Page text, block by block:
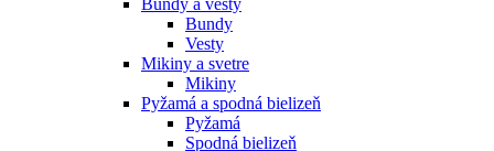
Bundy
Vesty
Mikiny a svetre
Mikiny
Pyžamá a spodná bielizeň
Pyžamá
Spodná bielizeň